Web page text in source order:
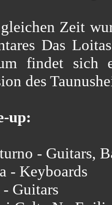
Zeit
Das
findet sich
des
up:
- Guitars,
- Keyboards
Guitars